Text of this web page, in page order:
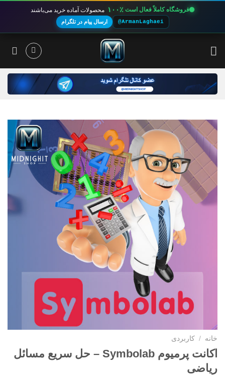
فروشگاه کاملاً فعال است ۱۰۰٪ محصولات آماده خرید می‌باشند
@ArmanLaghaei ارسال پیام در تلگرام
خانه / کاربردی
اکانت پرمیوم Symbolab – حل سریع مسائل
ریاضی